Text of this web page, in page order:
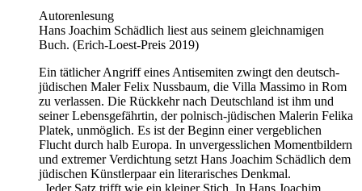
Autorenlesung
Hans Joachim Schädlich liest aus seinem gleichnamigen
Buch. (Erich-Loest-Preis 2019)
Ein tätlicher Angriff eines Antisemiten zwingt den deutsch-
jüdischen Maler Felix Nussbaum, die Villa Massimo in Rom
zu verlassen. Die Rückkehr nach Deutschland ist ihm und
seiner Lebensgefährtin, der polnisch-jüdischen Malerin Felika
Platek, unmöglich. Es ist der Beginn einer vergeblichen
Flucht durch halb Europa. In unvergesslichen Momentbildern
und extremer Verdichtung setzt Hans Joachim Schädlich dem
jüdischen Künstlerpaar ein literarisches Denkmal.
„Jeder Satz trifft wie ein kleiner Stich. In Hans Joachim